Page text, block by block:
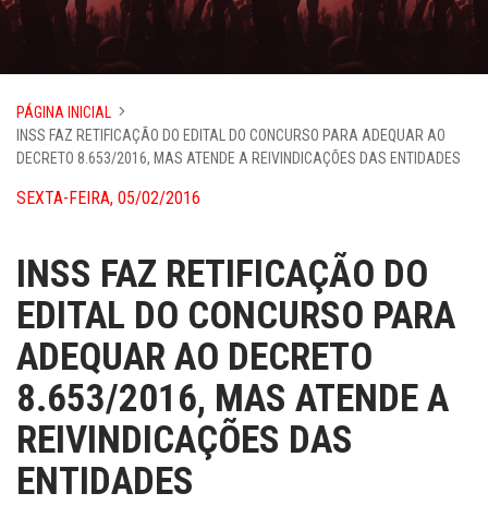
PÁGINA INICIAL
INSS FAZ RETIFICAÇÃO DO EDITAL DO CONCURSO PARA ADEQUAR AO
DECRETO 8.653/2016, MAS ATENDE A REIVINDICAÇÕES DAS ENTIDADES
SEXTA-FEIRA, 05/02/2016
INSS FAZ RETIFICAÇÃO DO
EDITAL DO CONCURSO PARA
ADEQUAR AO DECRETO
8.653/2016, MAS ATENDE A
REIVINDICAÇÕES DAS
ENTIDADES